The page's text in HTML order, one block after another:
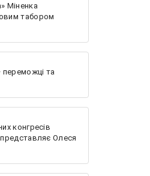
Міненка
табором
переможці та
конгресів
Олеся